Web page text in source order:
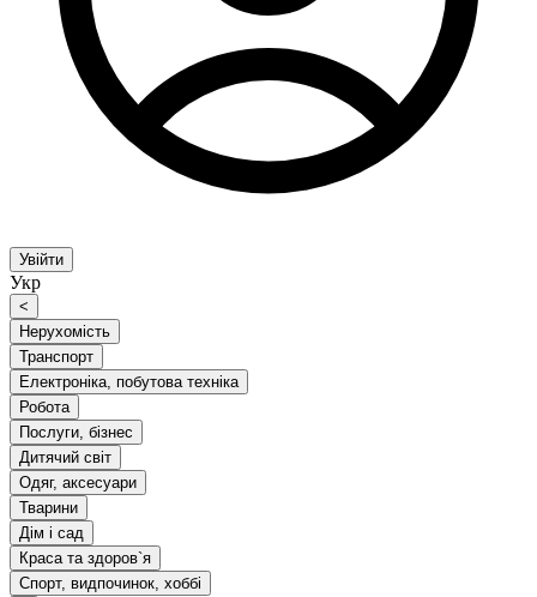
Увійти
Укр
<
Нерухомість
Транспорт
Електроніка, побутова техніка
Робота
Послуги, бізнес
Дитячий світ
Одяг, аксесуари
Тварини
Дім і сад
Краса та здоров`я
Спорт, видпочинок, хоббі